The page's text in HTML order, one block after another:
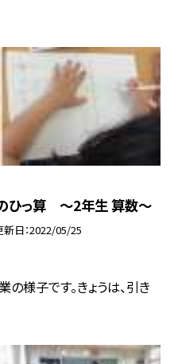
ひっ算 〜2年生 算数〜
新日 2022/05/25
様子です。きょうは、引き